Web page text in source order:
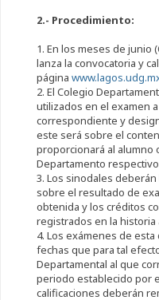
2.- Procedimiento:
1. En los meses de junio
lanza la convocatoria y
página
2. El Colegio
utilizados en el examen
correspondiente y
este será sobre el
proporcionará al alumno
Departamento
3. Los sinodales
sobre el resultado de
obtenida y los créditos
registrados en la historia
4. Los exámenes de
fechas que para tal
Departamental al que
periodo establecido por
calificaciones deberán